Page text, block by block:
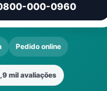
000-0960
Pedido online
mil avaliações